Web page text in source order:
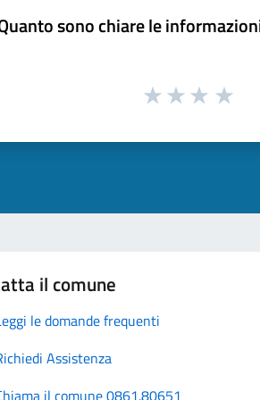
sono chiare le
il comune
le domande frequenti
Assistenza
il comune 0861.80651